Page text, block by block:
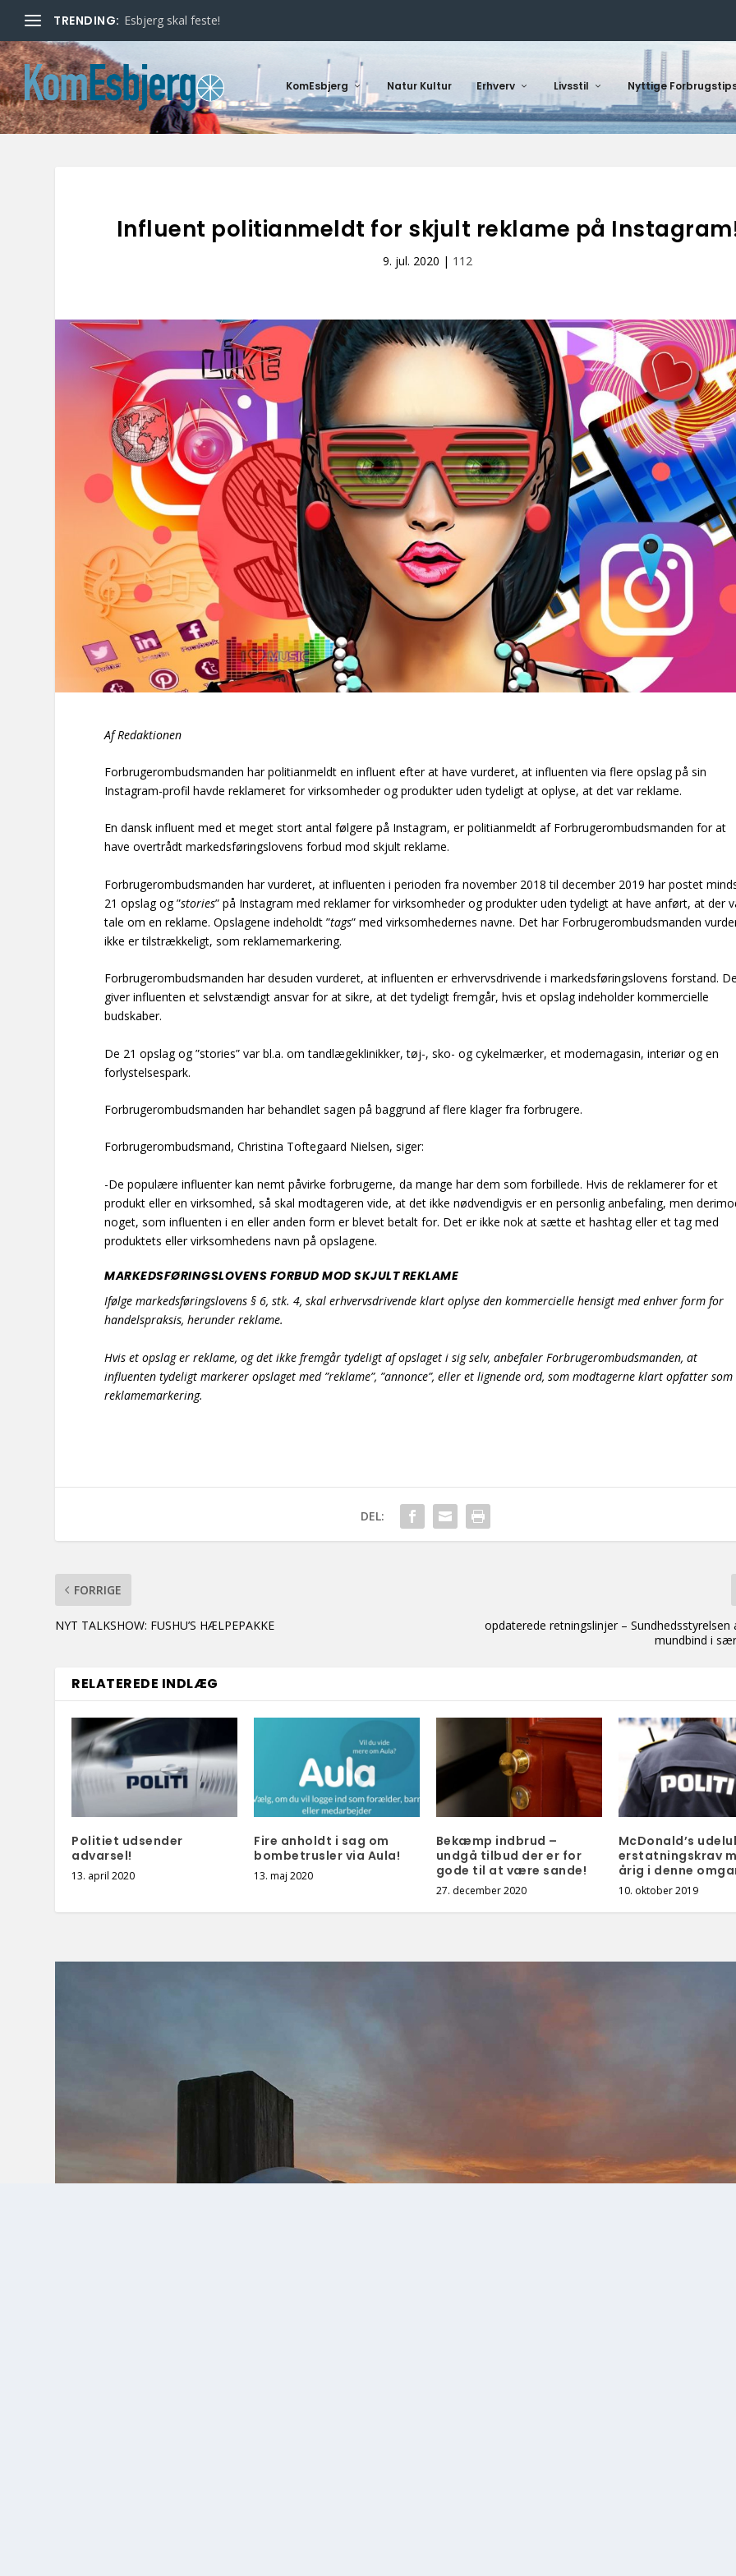
TRENDING: Esbjerg skal feste!
KomEsbjerg Natur Kultur Erhverv Livsstil Nyttige
Influent politianmeldt for skjult reklame på
9. jul. 2020 | 112
Af Redaktionen
Forbrugerombudsmanden har politianmeldt en influent efter at have vurderet, at influenten via flere opslag på sin
Instagram-profil havde reklameret for virksomheder og produkter uden tydeligt at oplyse, at det var reklame.
En dansk influent med et meget stort antal følgere på Instagram, er politianmeldt af Forbrugerombudsmanden for at
have overtrådt markedsføringslovens forbud mod skjult reklame.
Forbrugerombudsmanden har vurderet, at influenten i perioden fra november 2018 til december 2019 har postet
21 opslag og ”stories” på Instagram med reklamer for virksomheder og produkter uden tydeligt at have anført, at der
tale om en reklame. Opslagene indeholdt ”tags” med virksomhedernes navne. Det har Forbrugerombudsmanden
ikke er tilstrækkeligt, som reklamemarkering.
Forbrugerombudsmanden har desuden vurderet, at influenten er erhvervsdrivende i markedsføringslovens forstand.
giver influenten et selvstændigt ansvar for at sikre, at det tydeligt fremgår, hvis et opslag indeholder kommercielle
budskaber.
De 21 opslag og ”stories” var bl.a. om tandlægeklinikker, tøj-, sko- og cykelmærker, et modemagasin, interiør og en
forlystelsespark.
Forbrugerombudsmanden har behandlet sagen på baggrund af flere klager fra forbrugere.
Forbrugerombudsmand, Christina Toftegaard Nielsen, siger:
-De populære influenter kan nemt påvirke forbrugerne, da mange har dem som forbillede. Hvis de reklamerer for et
produkt eller en virksomhed, så skal modtageren vide, at det ikke nødvendigvis er en personlig anbefaling, men
noget, som influenten i en eller anden form er blevet betalt for. Det er ikke nok at sætte et hashtag eller et tag med
produktets eller virksomhedens navn på opslagene.
MARKEDSFØRINGSLOVENS FORBUD MOD SKJULT REKLAME
Ifølge markedsføringslovens § 6, stk. 4, skal erhvervsdrivende klart oplyse den kommercielle hensigt med enhver form for
handelspraksis, herunder reklame.
Hvis et opslag er reklame, og det ikke fremgår tydeligt af opslaget i sig selv, anbefaler Forbrugerombudsmanden, at
influenten tydeligt markerer opslaget med ”reklame”, ”annonce”, eller et lignende ord, som modtagerne klart opfatter som
reklamemarkering.
DEL:
FORRIGE
NYT TALKSHOW: FUSHU’S HÆLPEPAKKE
opdaterede retningslinjer – Sundhedsstyrelsen
mundbind i
RELATEREDE INDLÆG
Politiet udsender
advarsel!
13. april 2020
Fire anholdt i sag om
bombetrusler via Aula!
13. maj 2020
Bekæmp indbrud –
undgå tilbud der er for
gode til at være sande!
27. december 2020
McDonald’s
erstatningskrav
årig i denne
10. oktober 2019